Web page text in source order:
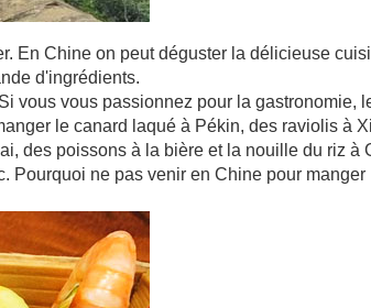
En Chine on peut déguster la délicieuse
d'ingrédients.
vous vous passionnez pour la gastronomie,
le canard laqué à Pékin, des raviolis à
des poissons à la bière et la nouille du riz à
Pourquoi ne pas venir en Chine pour manger